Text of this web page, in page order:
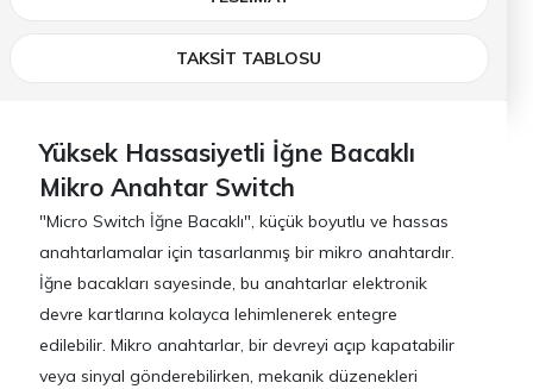
TAKSİT TABLOSU
Yüksek Hassasiyetli İğne Bacaklı
Mikro Anahtar Switch
"Micro Switch İğne Bacaklı", küçük boyutlu ve hassas
anahtarlamalar için tasarlanmış bir mikro anahtardır.
İğne bacakları sayesinde, bu anahtarlar elektronik
devre kartlarına kolayca lehimlenerek entegre
edilebilir. Mikro anahtarlar, bir devreyi açıp kapatabilir
veya sinyal gönderebilirken, mekanik düzenekleri